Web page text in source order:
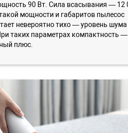
90 Вт. Сила всасывания — 12
мощности и габаритов пылесос
невероятно тихо — уровень
таких параметрах компактность —
плюс.